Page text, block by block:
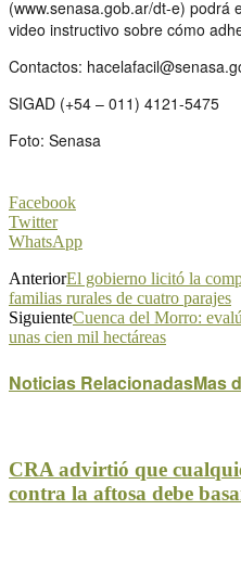
(www.senasa.gob.ar/dt-e) podrá
video instructivo sobre cómo
Contactos:
SIGAD (+54 – 011) 4121-5475
Foto: Senasa
Facebook
Twitter
WhatsApp
AnteriorEl gobierno licitó la
familias rurales de cuatro parajes
SiguienteCuenca del Morro:
unas cien mil hectáreas
Noticias RelacionadasMas
CRA advirtió que
contra la aftosa debe